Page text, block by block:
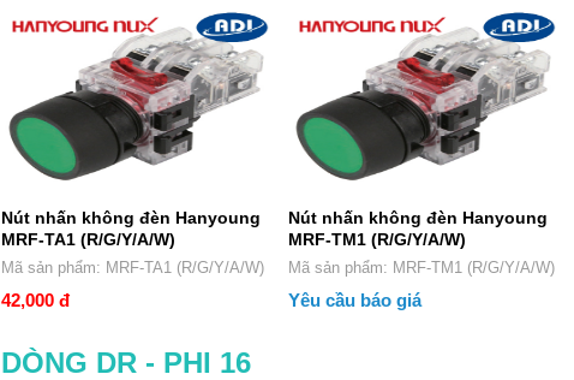
Nút nhấn không đèn Hanyoung
MRF-TA1 (R/G/Y/A/W)
Mã sản phẩm: MRF-TA1 (R/G/Y/A/W)
42,000 đ
Nút nhấn không đèn Hanyoung
MRF-TM1 (R/G/Y/A/W)
Mã sản phẩm: MRF-TM1 (R/G/Y/A/W)
Yêu cầu báo giá
DÒNG DR - PHI 16